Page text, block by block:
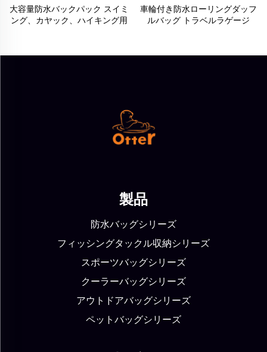
車輪付き防水ローリングダッフ
ルバッグ トラベルラゲージ
多機能テニス・バドミントンラ
ケット用バックパック - 撥水ス
製品
防水バッグシリーズ
フィッシングタックル収納シリーズ
スポーツバッグシリーズ
クーラーバッグシリーズ
アウトドアバッグシリーズ
ペットバッグシリーズ